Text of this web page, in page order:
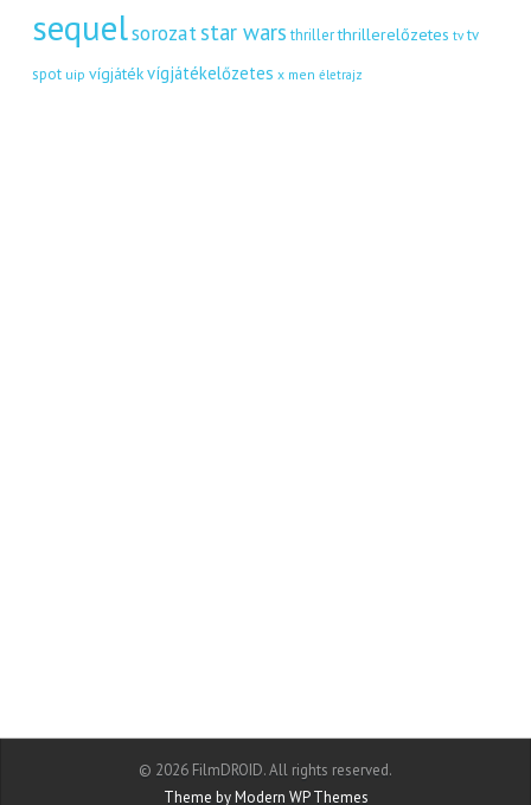
sequelsorozatstar wars thriller thrillerelőzetes tv tv
spot uip vígjátékvígjátékelőzetes x men életrajz
© 2026 FilmDROID. All rights reserved.
Theme by Modern WP Themes